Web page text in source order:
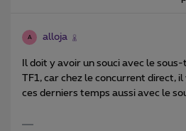
A alloja
Il doit y avoir un souci avec le
TF1, car chez le concurrent direct,
ces derniers temps aussi avec le